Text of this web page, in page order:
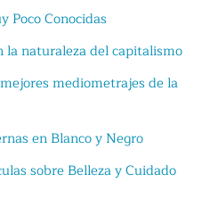
Poco Conocidas
la naturaleza del capitalismo
mediometrajes de la
en Blanco y Negro
sobre Belleza y Cuidado